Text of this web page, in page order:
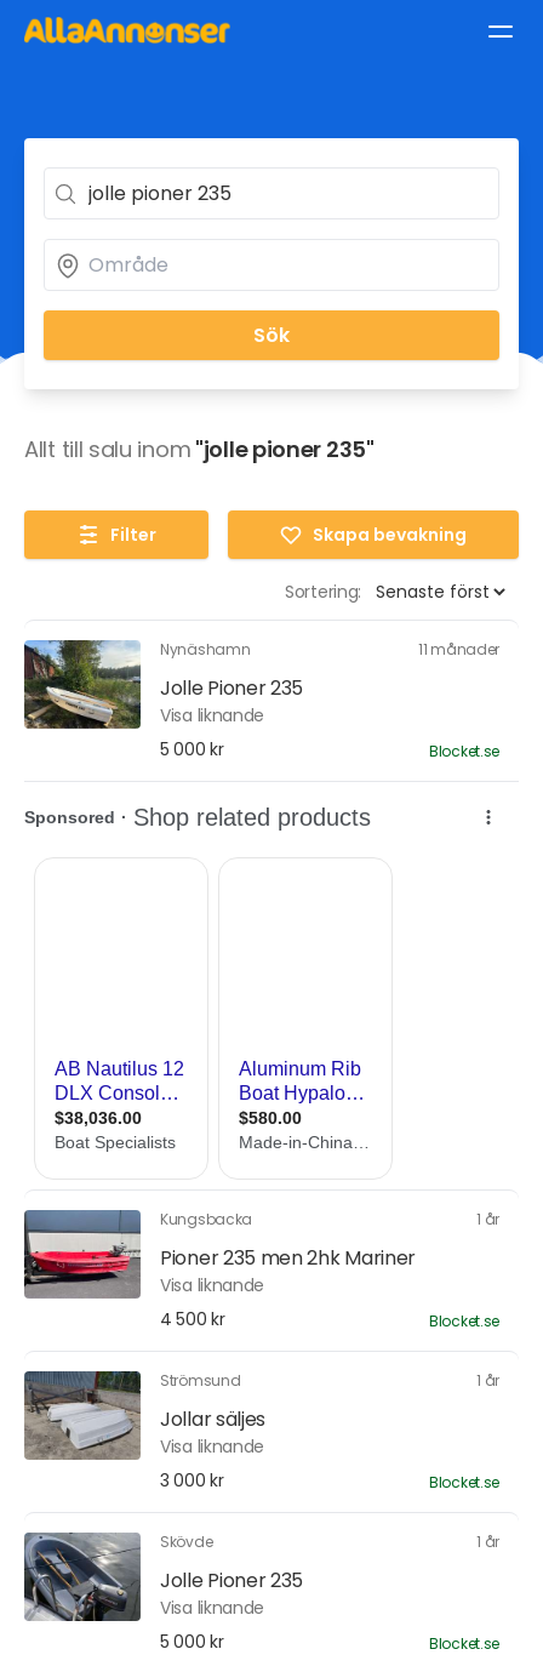
Sök
Allt till salu inom "jolle pioner 235"
Filter Skapa bevakning
Sortering:
Nynäshamn 11 månader
Jolle Pioner 235
Visa liknande
5 000 kr
Blocket.se
Kungsbacka 1 år
Pioner 235 men 2hk Mariner
Visa liknande
4 500 kr
Blocket.se
Strömsund 1 år
Jollar säljes
Visa liknande
3 000 kr
Blocket.se
Skövde 1 år
Jolle Pioner 235
Visa liknande
5 000 kr
Blocket.se